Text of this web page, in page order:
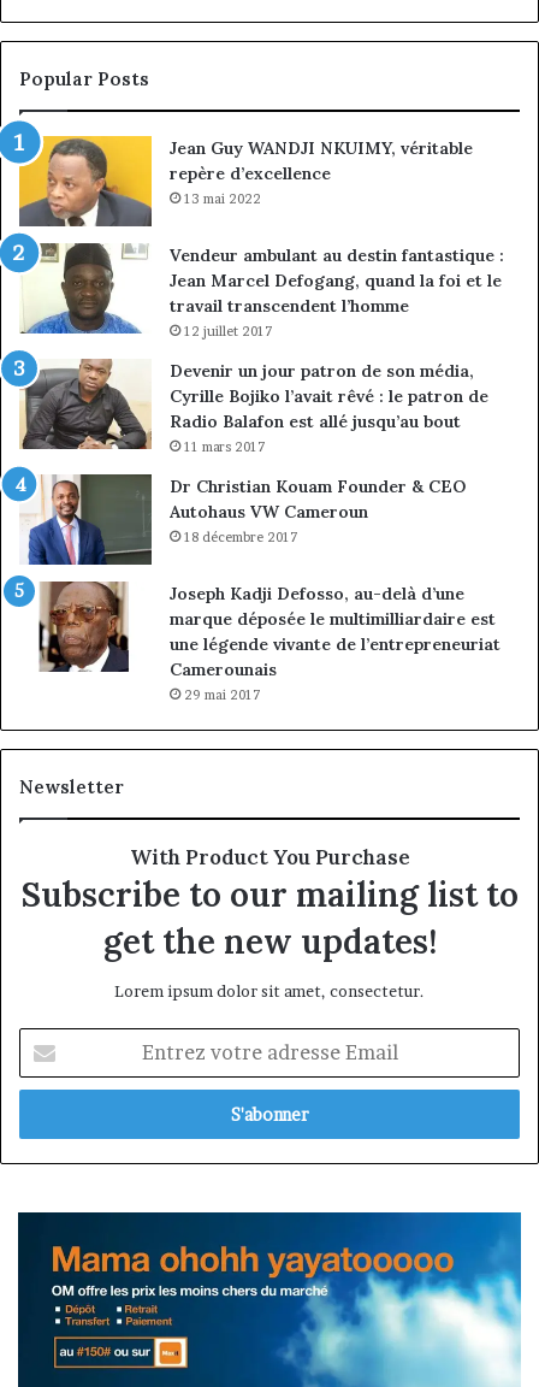
la
croissance
sous
à
la
Popular Posts
Jean Guy WANDJI NKUIMY, véritable
repère d’excellence
13 mai 2022
Vendeur ambulant au destin fantastique :
Jean Marcel Defogang, quand la foi et le
travail transcendent l’homme
12 juillet 2017
Devenir un jour patron de son média,
Cyrille Bojiko l’avait rêvé : le patron de
Radio Balafon est allé jusqu’au bout
11 mars 2017
Dr Christian Kouam Founder & CEO
Autohaus VW Cameroun
18 décembre 2017
Joseph Kadji Defosso, au-delà d’une
marque déposée le multimilliardaire est
une légende vivante de l’entrepreneuriat
Camerounais
29 mai 2017
Newsletter
With Product You Purchase
Subscribe to our mailing list to
get the new updates!
Lorem ipsum dolor sit amet, consectetur.
votre
adresse